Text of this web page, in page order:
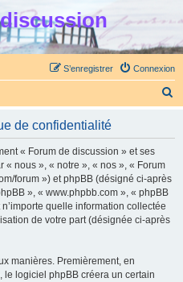
Connexion
S’enregistrer
de confidentialité
« Forum de discussion » et ses
nous », « notre », « nos », « Forum
forum ») et phpBB (désigné ci-après
», « www.phpbb.com », « phpBB
quelle information collectée
de votre part (désignée ci-après
manières. Premièrement, en
le logiciel phpBB créera un certain